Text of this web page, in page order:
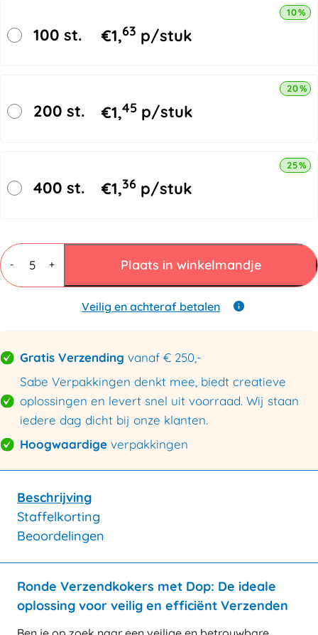
100 st. €1,63 p/stuk
10%
200 st. €1,45 p/stuk
20%
400 st. €1,36 p/stuk
25%
-
Ronde
verzendkokers
1170x60mm
aantal
+ Plaats in winkelmandje
Veilig en achteraf betalen
Gratis Verzending vanaf € 250,-
Sabe Verpakkingen denkt mee, biedt creatieve
oplossingen en levert snel uit voorraad. Wij staan
iedere dag dicht bij onze klanten.
Hoogwaardige verpakkingen
Beschrijving
Staffelkorting
Beoordelingen
Ronde Verzendkokers met Dop: De ideale
oplossing voor veilig en efficiënt Verzenden